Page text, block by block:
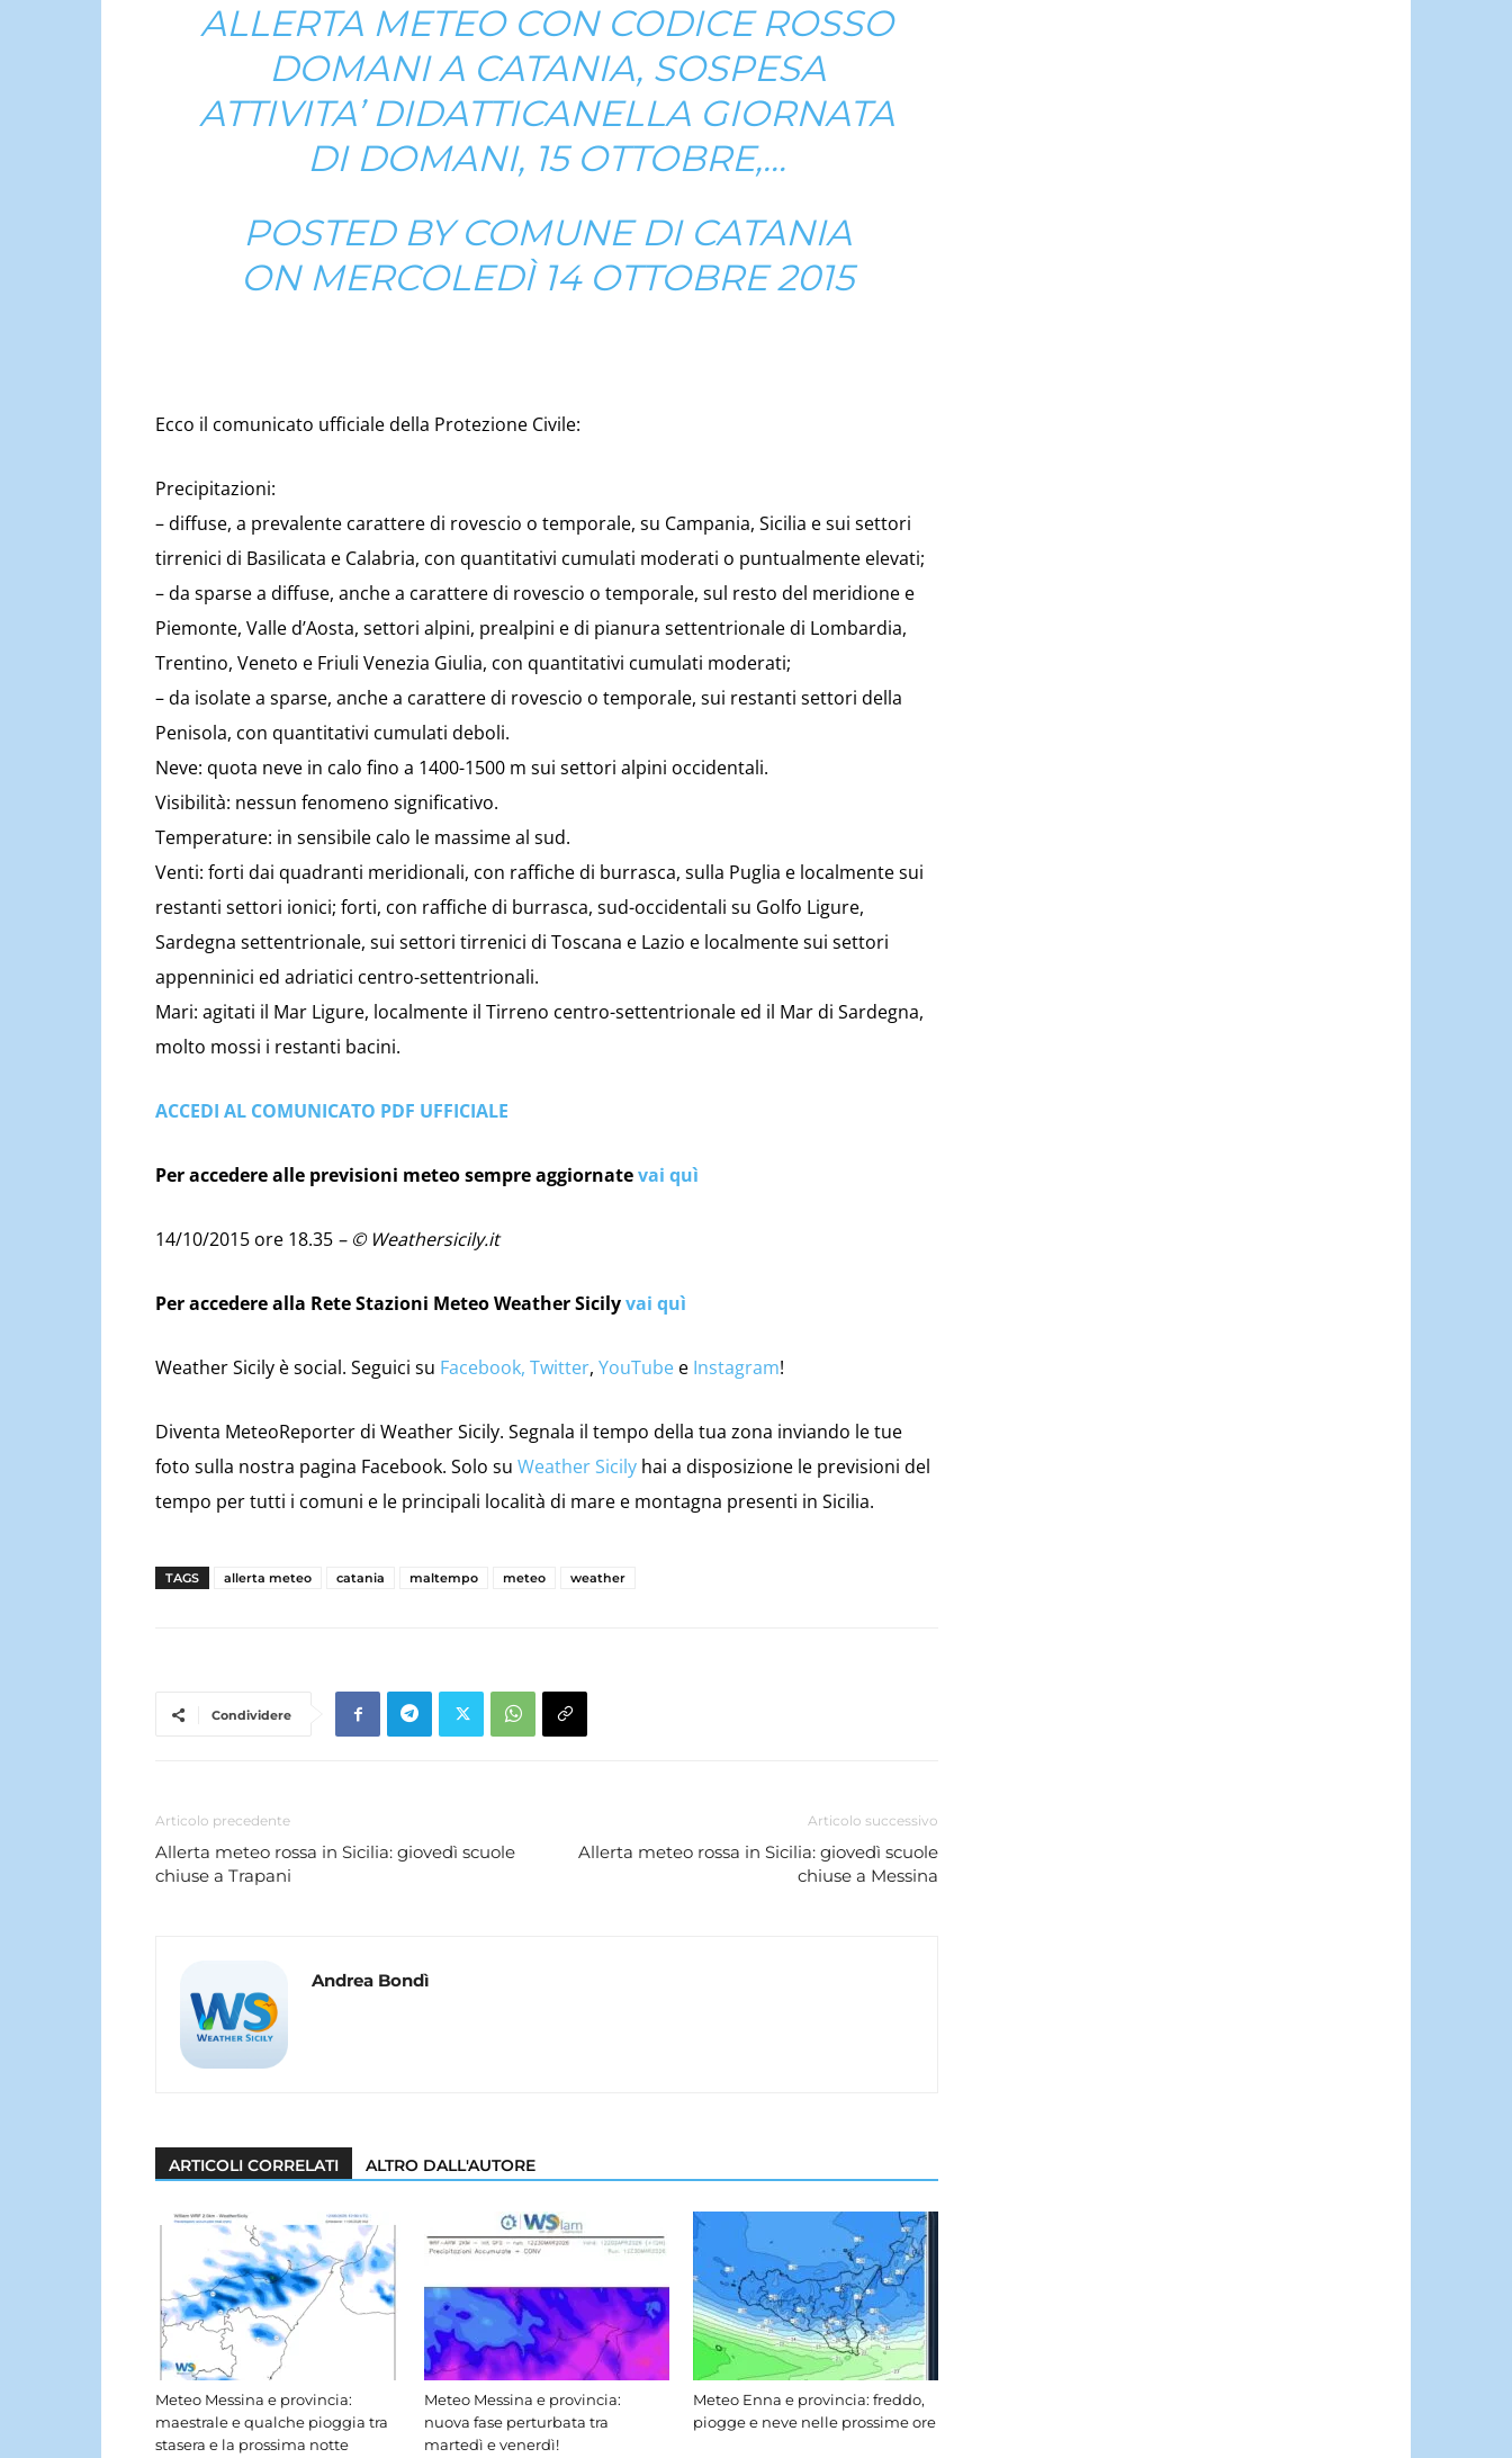
ALLERTA METEO CON CODICE ROSSO
DOMANI A CATANIA, SOSPESA
ATTIVITA’ DIDATTICANELLA GIORNATA
DI DOMANI, 15 OTTOBRE,…
POSTED BYCOMUNE DI CATANIA
ON MERCOLEDÌ 14 OTTOBRE 2015
Ecco il comunicato ufficiale della Protezione Civile:
Precipitazioni:
– diffuse, a prevalente carattere di rovescio o temporale, su Campania, Sicilia e sui settori
tirrenici di Basilicata e Calabria, con quantitativi cumulati moderati o puntualmente elevati;
– da sparse a diffuse, anche a carattere di rovescio o temporale, sul resto del meridione e
Piemonte, Valle d’Aosta, settori alpini, prealpini e di pianura settentrionale di Lombardia,
Trentino, Veneto e Friuli Venezia Giulia, con quantitativi cumulati moderati;
– da isolate a sparse, anche a carattere di rovescio o temporale, sui restanti settori della
Penisola, con quantitativi cumulati deboli.
Neve: quota neve in calo fino a 1400-1500 m sui settori alpini occidentali.
Visibilità: nessun fenomeno significativo.
Temperature: in sensibile calo le massime al sud.
Venti: forti dai quadranti meridionali, con raffiche di burrasca, sulla Puglia e localmente sui
restanti settori ionici; forti, con raffiche di burrasca, sud-occidentali su Golfo Ligure,
Sardegna settentrionale, sui settori tirrenici di Toscana e Lazio e localmente sui settori
appenninici ed adriatici centro-settentrionali.
Mari: agitati il Mar Ligure, localmente il Tirreno centro-settentrionale ed il Mar di Sardegna,
molto mossi i restanti bacini.
ACCEDI AL COMUNICATO PDF UFFICIALE
Per accedere alle previsioni meteo sempre aggiornatevai quì
14/10/2015 ore 18.35 – © Weathersicily.it
Per accedere alla Rete Stazioni Meteo Weather Sicilyvai quì
Weather Sicily è social. Seguici su Facebook, Twitter, YouTube e Instagram!
Diventa MeteoReporter di Weather Sicily. Segnala il tempo della tua zona inviando le tue
foto sulla nostra pagina Facebook. Solo su Weather Sicily hai a disposizione le previsioni del
tempo per tutti i comuni e le principali località di mare e montagna presenti in Sicilia.
TAGS allerta meteo catania maltempo meteo weather
Condividere
Articolo precedente
Allerta meteo rossa in Sicilia: giovedì scuole
chiuse a Trapani
Articolo successivo
Allerta meteo rossa in Sicilia: giovedì scuole
chiuse a Messina
Andrea Bondì
ARTICOLI CORRELATI ALTRO DALL'AUTORE
Meteo Messina e provincia:
maestrale e qualche pioggia tra
stasera e la prossima notte
Meteo Messina e provincia:
nuova fase perturbata tra
martedì e venerdì!
Meteo Enna e provincia: freddo,
piogge e neve nelle prossime ore